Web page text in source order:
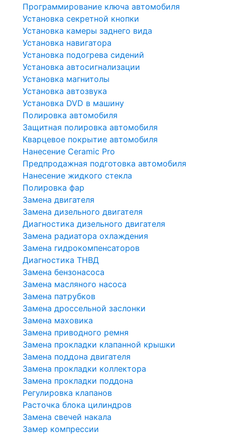
Программирование ключа автомобиля
Установка секретной кнопки
Установка камеры заднего вида
Установка навигатора
Установка подогрева сидений
Установка автосигнализации
Установка магнитолы
Установка автозвука
Установка DVD в машину
Полировка автомобиля
Защитная полировка автомобиля
Кварцевое покрытие автомобиля
Нанесение Ceramic Pro
Предпродажная подготовка автомобиля
Нанесение жидкого стекла
Полировка фар
Замена двигателя
Замена дизельного двигателя
Диагностика дизельного двигателя
Замена радиатора охлаждения
Замена гидрокомпенсаторов
Диагностика ТНВД
Замена бензонасоса
Замена масляного насоса
Замена патрубков
Замена дроссельной заслонки
Замена маховика
Замена приводного ремня
Замена прокладки клапанной крышки
Замена поддона двигателя
Замена прокладки коллектора
Замена прокладки поддона
Регулировка клапанов
Расточка блока цилиндров
Замена свечей накала
Замер компрессии